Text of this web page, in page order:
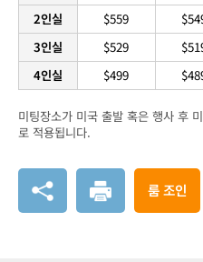
2인실
3인실
4인실
$559
$529
$499
미팅장소가 미국 출발 혹은 행사 후
로 적용됩니다.
룸 조인